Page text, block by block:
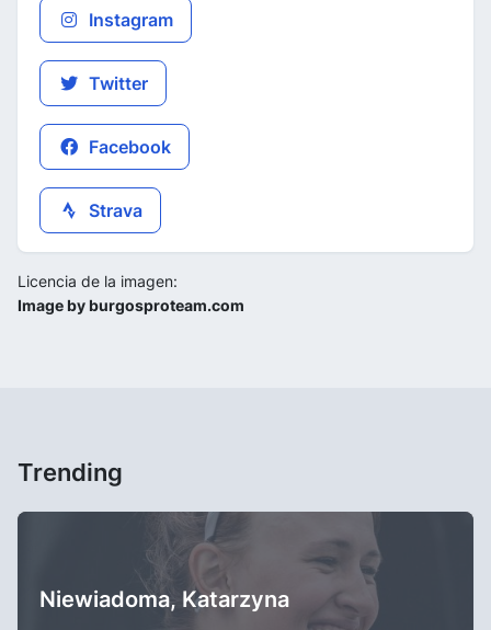
Instagram
Twitter
Facebook
Strava
Licencia de la imagen:
Image by burgosproteam.com
Trending
Niewiadoma, Katarzyna